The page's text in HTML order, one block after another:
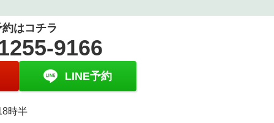
はコチラ
9166
LINE予約
時半